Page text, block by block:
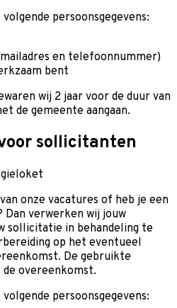
persoonsgegevens:
en telefoonnummer)
bent
wij 2 jaar voor de duur van
de gemeente aangaan.
sollicitanten
onze vacatures of heb je een
verwerken wij jouw
sollicitatie in behandeling te
op het eventueel
De gebruikte
de overeenkomst.
persoonsgegevens: